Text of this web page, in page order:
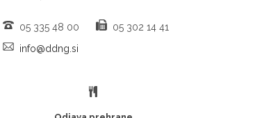
05 335 48 00
05 302 14 41
info@ddng.si